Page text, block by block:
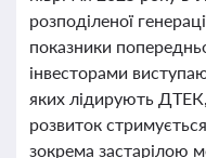
розподіленої
показники
інвесторами
яких лідирують
розвиток
зокрема застарілою